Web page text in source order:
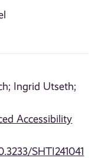
Ingrid Utseth;
Accessibility
SHTI241041